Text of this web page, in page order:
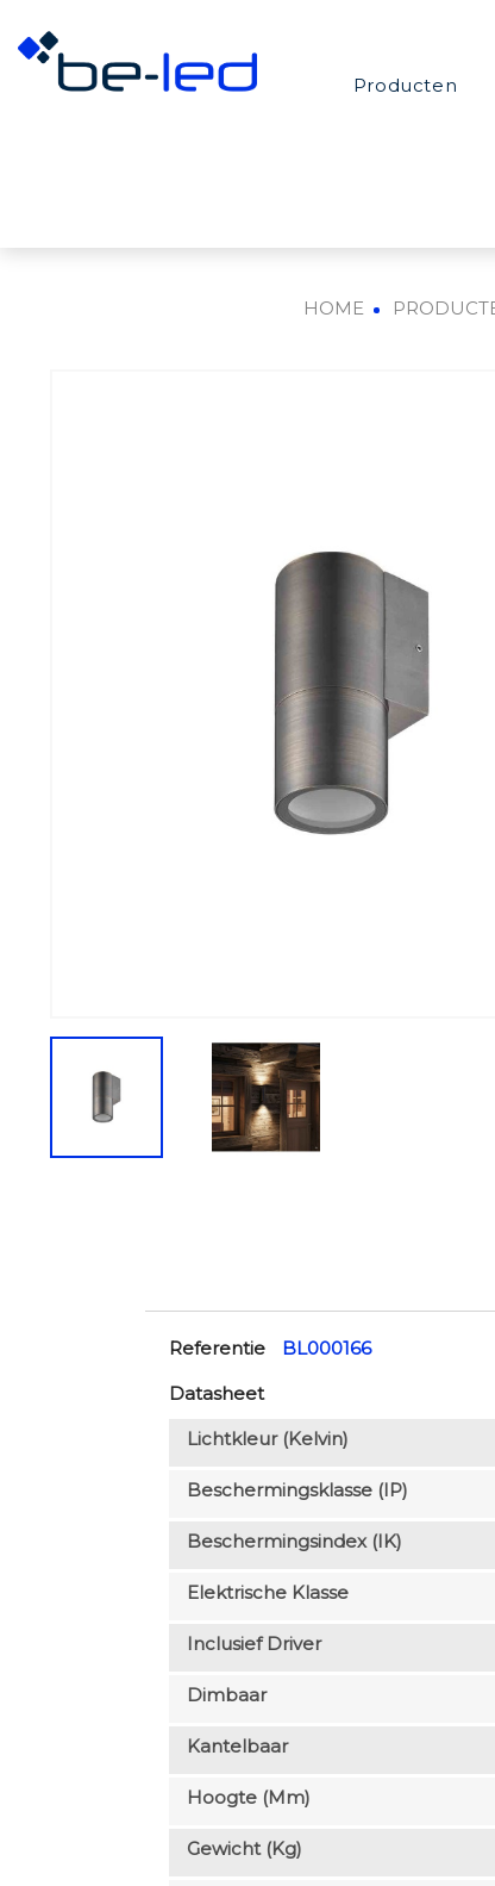
Producten
HOME
Referentie
BL000166
Datasheet
Lichtkleur (Kelvin)
Beschermingsklasse (IP)
Beschermingsindex (IK)
Elektrische Klasse
Inclusief Driver
Dimbaar
Kantelbaar
Hoogte (mm)
Gewicht (kg)